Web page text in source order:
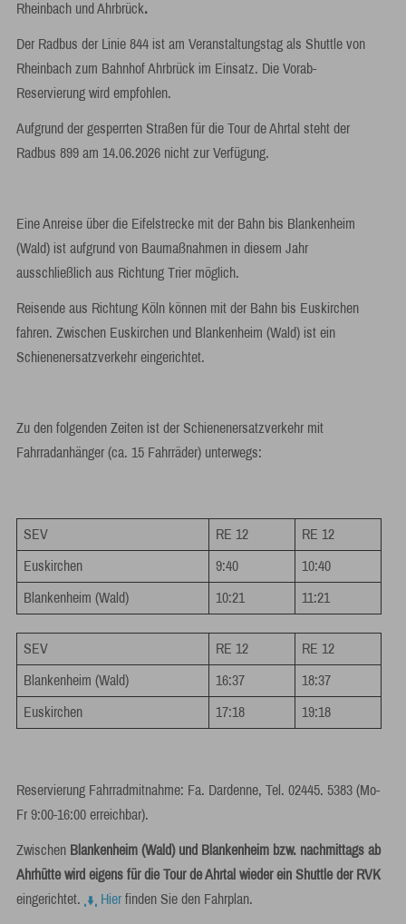
Rheinbach und Ahrbrück.
Der Radbus der Linie 844 ist am Veranstaltungstag als Shuttle von
Rheinbach zum Bahnhof Ahrbrück im Einsatz. Die Vorab-
Reservierung wird empfohlen.
Aufgrund der gesperrten Straßen für die Tour de Ahrtal steht der
Radbus 899 am 14.06.2026 nicht zur Verfügung.
Eine Anreise über die Eifelstrecke mit der Bahn bis Blankenheim
(Wald) ist aufgrund von Baumaßnahmen in diesem Jahr
ausschließlich aus Richtung Trier möglich.
Reisende aus Richtung Köln können mit der Bahn bis Euskirchen
fahren. Zwischen Euskirchen und Blankenheim (Wald) ist ein
Schienenersatzverkehr eingerichtet.
Zu den folgenden Zeiten ist der Schienenersatzverkehr mit
Fahrradanhänger (ca. 15 Fahrräder) unterwegs:
SEV RE 12 RE 12
Euskirchen 9:40 10:40
Blankenheim (Wald) 10:21 11:21
SEV RE 12 RE 12
Blankenheim (Wald) 16:37 18:37
Euskirchen 17:18 19:18
Reservierung Fahrradmitnahme: Fa. Dardenne, Tel. 02445. 5383 (Mo-
Fr 9:00-16:00 erreichbar).
Zwischen Blankenheim (Wald) und Blankenheim bzw. nachmittags ab
Ahrhütte wird eigens für die Tour de Ahrtal wieder ein Shuttle der RVK
eingerichtet.
Hierfinden Sie den Fahrplan.